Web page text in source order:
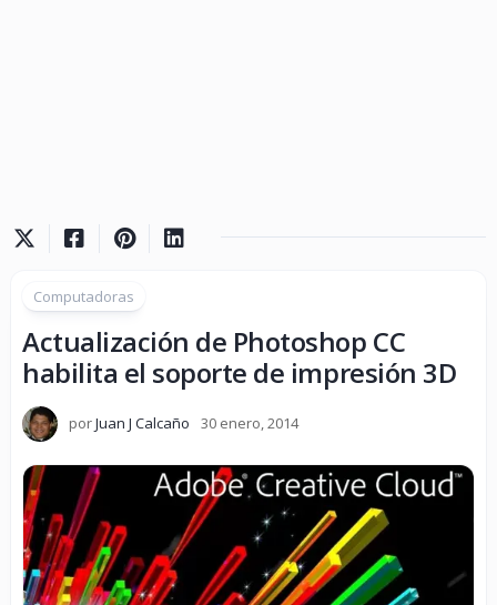
Computadoras
Actualización de Photoshop CC
habilita el soporte de impresión 3D
porJuan J Calcaño 30 enero, 2014